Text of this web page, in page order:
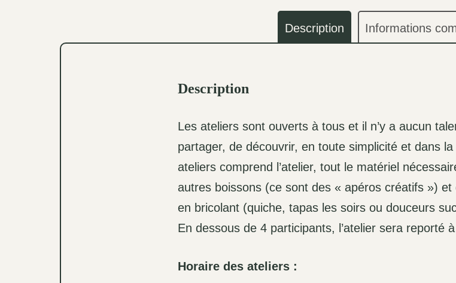
Description Informations
Description
Les ateliers sont ouverts à tous et il n’y a aucun
partager, de découvrir, en toute simplicité et dans
ateliers comprend l’atelier, tout le matériel
autres boissons (ce sont des « apéros créatifs ») et
en bricolant (quiche, tapas les soirs ou douceurs
En dessous de 4 participants, l’atelier sera reporté
Horaire des ateliers :